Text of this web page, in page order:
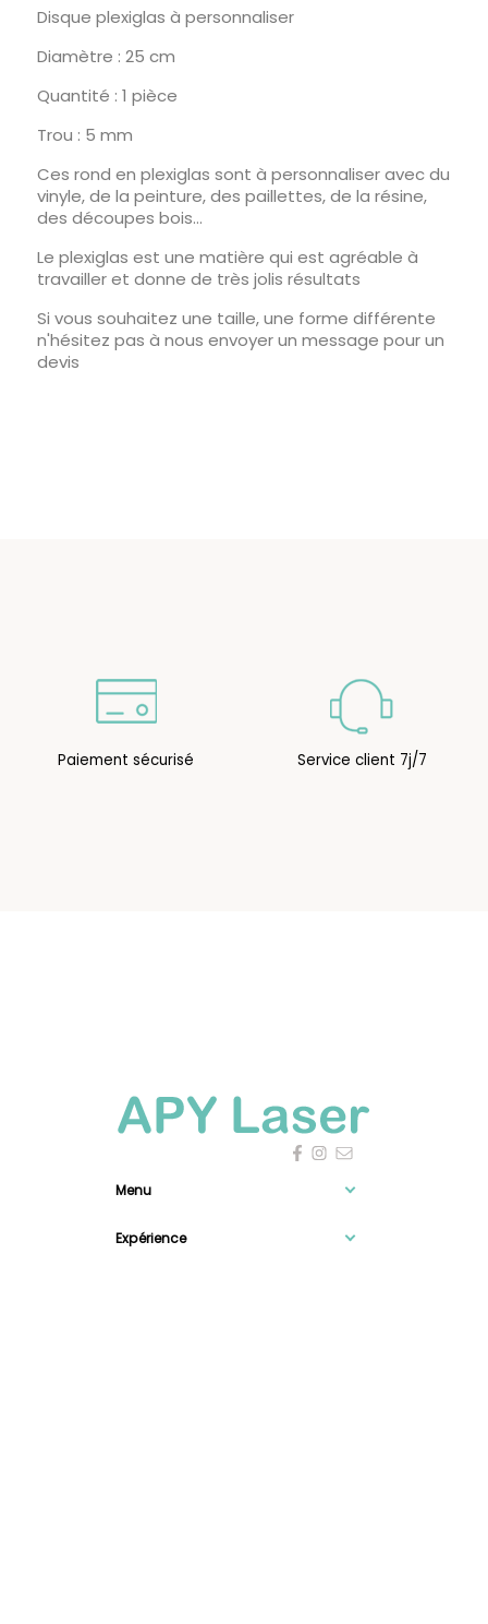
Disque plexiglas à personnaliser
Diamètre : 25 cm
Quantité : 1 pièce
Trou : 5 mm
Ces rond en plexiglas sont à personnaliser avec du
vinyle, de la peinture, des paillettes, de la résine,
des découpes bois...
Le plexiglas est une matière qui est agréable à
travailler et donne de très jolis résultats
Si vous souhaitez une taille, une forme différente
n'hésitez pas à nous envoyer un message pour un
devis
Paiement sécurisé Service client 7j/7
Menu
Expérience